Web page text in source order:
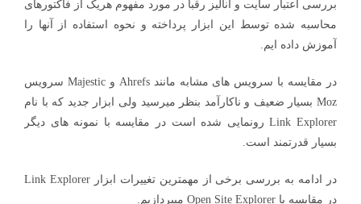
بررسی اعتبار سایت و آنالیز رقبا در مورد مفهوم هریک از فاکتورهای
محاسبه شده توسط این ابزار پرداخته و نحوه استفاده از آنها را
آموزش داده ایم.
در مقایسه با سرویس های مشابه مانند Ahrefs و Majestic سرویس
Moz بسیار ضعیف و ناکارآمد بنظر میرسید ولی ابزار جدید که با نام
Link Explorer رونمایی شده است در مقایسه با نمونه های دیگر
بسیار قدرتمند است.
در ادامه به بررسی برخی از مهمترین تغییرات ابزار Link Explorer
در مقایسه با Open Site Explorer میپردازیم.